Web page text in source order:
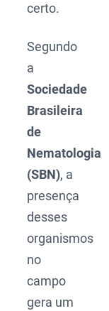
certo.
Segundo
a
Sociedade
Brasileira
de
Nematologia
(SBN), a
presença
desses
organismos
no
campo
gera um